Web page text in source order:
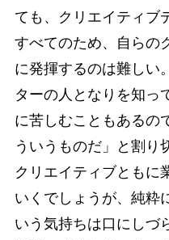
ても、クリエイティブ
すべてのため、自らの
に発揮するのは難しい
ターの人となりを知っ
に苦しむこともあるの
ういうものだ」と割り
クリエイティブともに
いくでしょうが、純粋
いう気持ちは口にしづ